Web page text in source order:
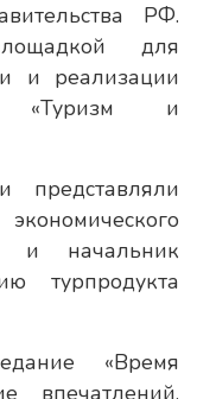
РФ.
для
и реализации
«Туризм и
представляли
и начальник
турпродукта
«Время
впечатлений,